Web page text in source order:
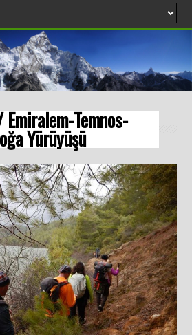
Temnos-
Yürüyüşü